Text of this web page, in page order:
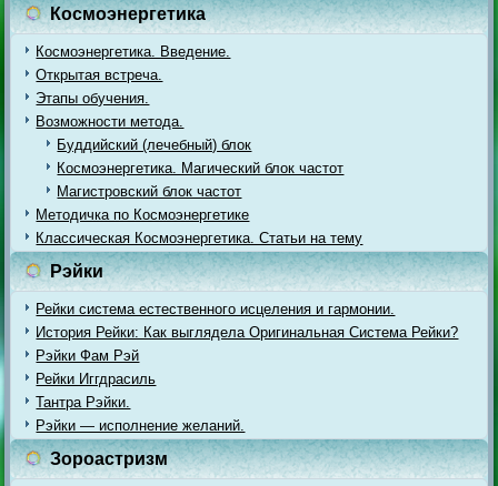
Космоэнергетика
Космоэнергетика. Введение.
Открытая встреча.
Этапы обучения.
Возможности метода.
Буддийский (лечебный) блок
Космоэнергетика. Магический блок частот
Магистровский блок частот
Методичка по Космоэнергетике
Классическая Космоэнергетика. Статьи на тему
Рэйки
Рейки система естественного исцеления и гармонии.
История Рейки: Как выглядела Оригинальная Система Рейки?
Рэйки Фам Рэй
Рейки Иггдрасиль
Тантра Рэйки.
Рэйки — исполнение желаний.
Зороастризм